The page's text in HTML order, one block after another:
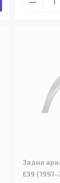
Задня
E39